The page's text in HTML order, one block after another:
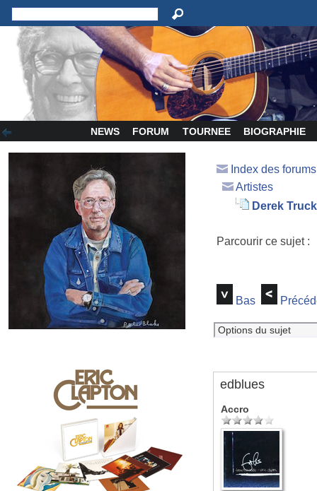
NEWS FORUM TOURNEE BIOGRAPHIE
Index des
Artistes
Derek
Parcourir ce sujet
Bas
edblues
Accro